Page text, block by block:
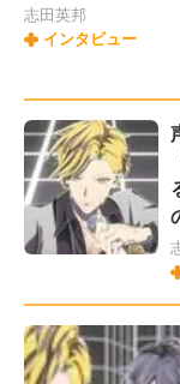
志田英邦
インタビュー